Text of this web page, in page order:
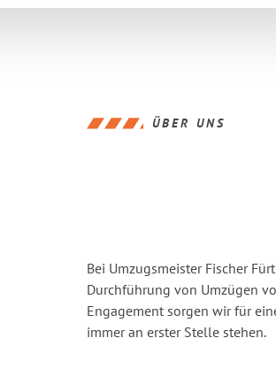
ÜBER UNS
Bei Umzugsmeister Fischer
Durchführung von Umzügen
Engagement sorgen wir für
immer an erster Stelle stehen.